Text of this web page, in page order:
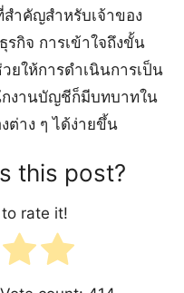
สำคัญสำหรับเจ้าของ
รกิจ การเข้าใจถึงขั้น
ให้การดำเนินการเป็น
งานบัญชีก็มีบทบาทใน
ต่าง ๆ ได้ง่ายขึ้น
this post?
rate it!